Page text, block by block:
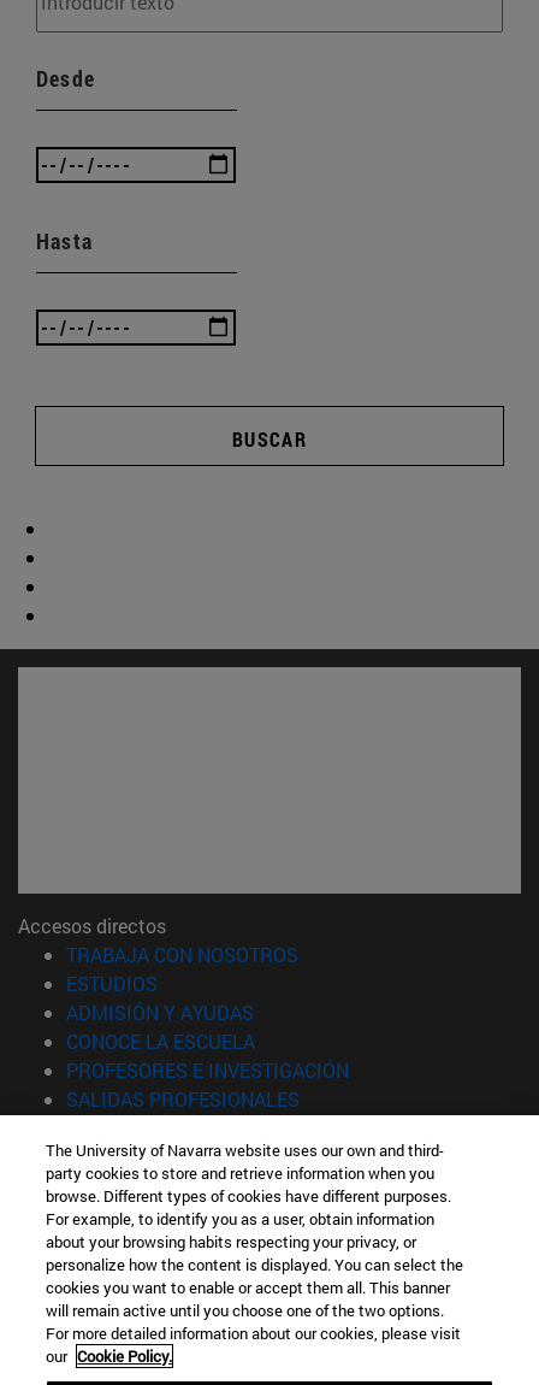
Desde
Hasta
BUSCAR
Accesos directos
TRABAJA CON NOSOTROS
ESTUDIOS
ADMISIÓN Y AYUDAS
CONOCE LA ESCUELA(abre en nueva ventana)
PROFESORES E INVESTIGACIÓN
SALIDAS PROFESIONALES
Información
TFNO +34 943 21 98 77
¿QUÉ GRADO TE INTERESA?
¿QUÉ MÁSTER TE INTERESA?
© Universidad de Navarra
Información legal
Accesibilidad
The University of Navarra website uses our own and third-
party cookies to store and retrieve information when you
browse. Different types of cookies have different purposes.
For example, to identify you as a user, obtain information
about your browsing habits respecting your privacy, or
personalize how the content is displayed. You can select the
cookies you want to enable or accept them all. This banner
will remain active until you choose one of the two options.
For more detailed information about our cookies, please visit
our Cookie Policy.